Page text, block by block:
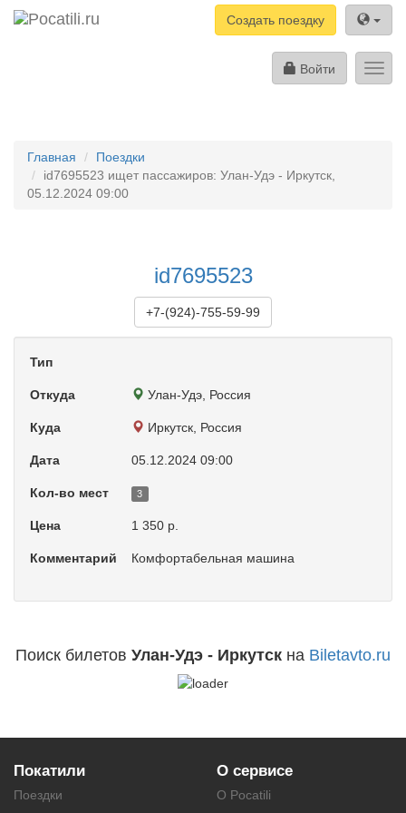
Создать поездку
Войти
Главная
Поездки
id7695523 ищет пассажиров: Улан-Удэ - Иркутск,
05.12.2024 09:00
id7695523
+7-(924)-755-59-99
Тип
Откуда Улан-Удэ, Россия
Куда Иркутск, Россия
Дата 05.12.2024 09:00
Кол-во мест 3
Цена 1 350 р.
Комментарий Комфортабельная машина
Поиск билетов Улан-Удэ - Иркутск на Biletavto.ru
Покатили
Поездки
О сервисе
О Pocatili